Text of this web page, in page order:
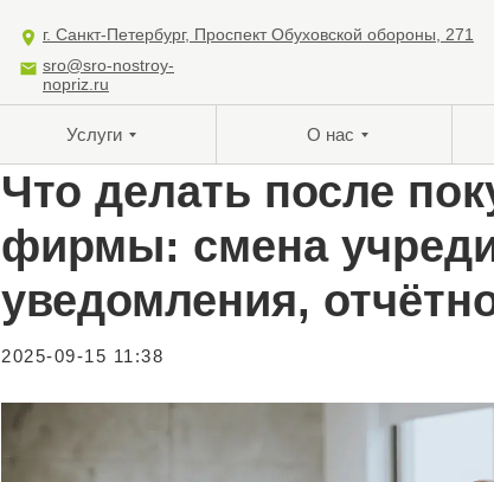
О нас
Услуги
sro@sro-nostroy-
nopriz.ru
г. Санкт-Петербург, Проспект Обуховской обороны, 271
Что делать после
фирмы: смена
уведомления,
2025-09-15 11:38